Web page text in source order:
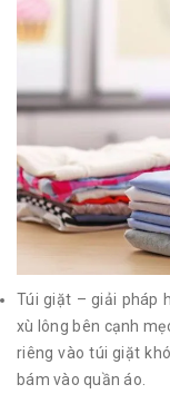
Túi giặt – giải pháp
xù lông bên cạnh
riêng vào túi giặt
bám vào quần áo.